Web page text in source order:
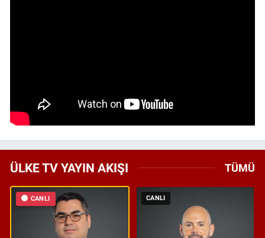
ÜLKE TV YAYIN AKIŞI TÜMÜ
CANLI CANLI